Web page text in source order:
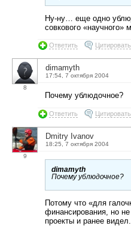
Ну-ну… еще одно
совкового «научного»
Ответить Цитировать
8
dimamyth
17:54, 7 октября 2004
Почему ублюдочное?
Ответить Цитировать
9
Dmitry Ivanov
18:25, 7 октября 2004
dimamyth
Почему ублюдочное?
Потому что «для
финансирования, но
проекты и ранее видел.